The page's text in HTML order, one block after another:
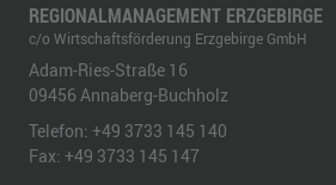
REGIONALMANAGEMENT ERZGEBIRGE
c/o Wirtschaftsförderung Erzgebirge GmbH
Adam-Ries-Straße 16
09456 Annaberg-Buchholz
Telefon: +49 3733 145 140
Fax: +49 3733 145 147